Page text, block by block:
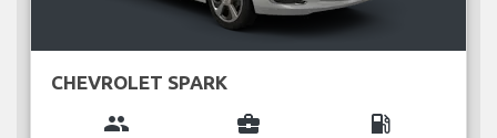
CHEVROLET SPARK
group business_center local_gas_station